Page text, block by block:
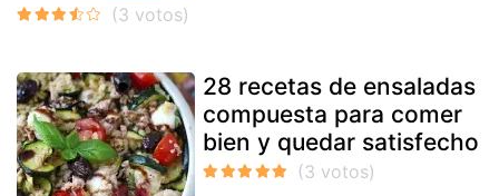
28 recetas de ensaladas
compuesta para comer
bien y quedar satisfecho